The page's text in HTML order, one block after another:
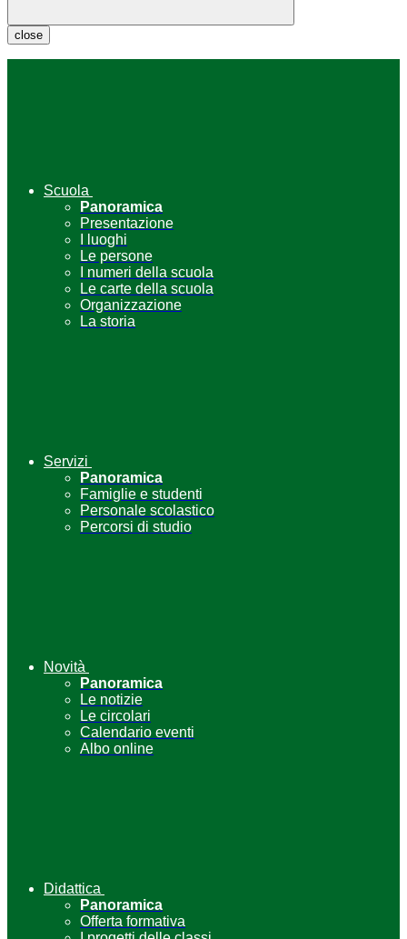
close
Scuola
Panoramica
Presentazione
I luoghi
Le persone
I numeri della scuola
Le carte della scuola
Organizzazione
La storia
Servizi
Panoramica
Famiglie e studenti
Personale scolastico
Percorsi di studio
Novità
Panoramica
Le notizie
Le circolari
Calendario eventi
Albo online
Didattica
Panoramica
Offerta formativa